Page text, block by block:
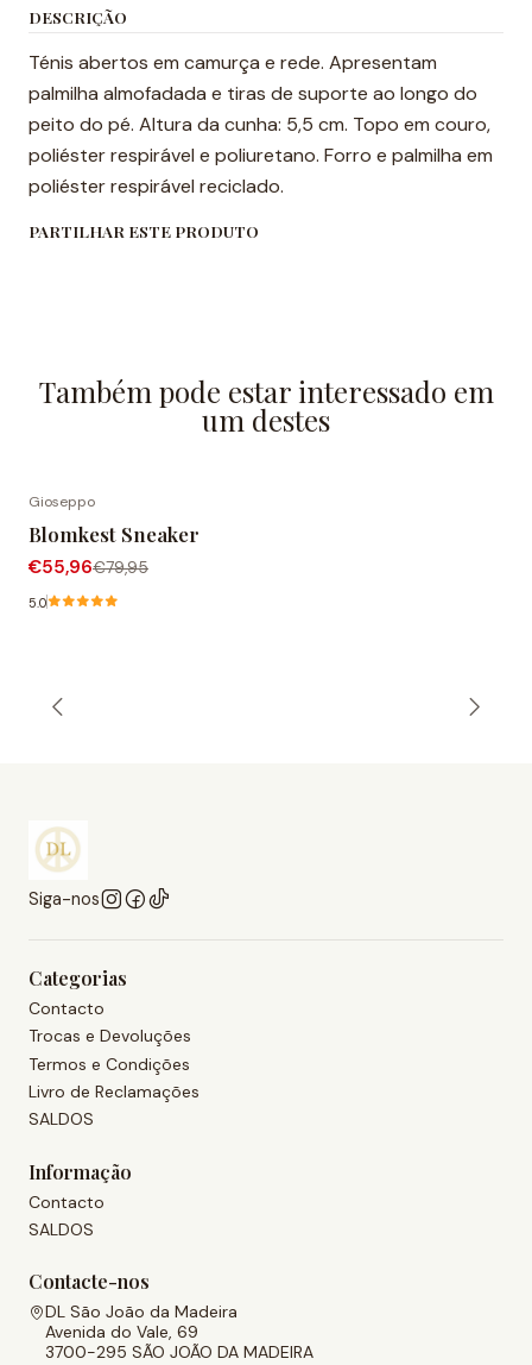
DESCRIÇÃO
Ténis abertos em camurça e rede. Apresentam
palmilha almofadada e tiras de suporte ao longo do
peito do pé. Altura da cunha: 5,5 cm. Topo em couro,
poliéster respirável e poliuretano. Forro e palmilha em
poliéster respirável reciclado.
PARTILHAR ESTE PRODUTO
Também pode estar interessado em
um destes
Gioseppo
Blomkest Sneaker
€55,96€79,95
5.0
Siga-nos
Categorias
Contacto
Trocas e Devoluções
Termos e Condições
Livro de Reclamações
SALDOS
Informação
Contacto
SALDOS
Contacte-nos
DL São João da Madeira
Avenida do Vale, 69
3700-295 SÃO JOÃO DA MADEIRA